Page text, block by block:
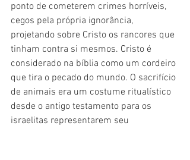
ponto de cometerem crimes horríveis,
cegos pela própria ignorância,
projetando sobre Cristo os rancores que
tinham contra si mesmos. Cristo é
considerado na bíblia como um cordeiro
que tira o pecado do mundo. O sacrifício
de animais era um costume ritualístico
desde o antigo testamento para os
israelitas representarem seu